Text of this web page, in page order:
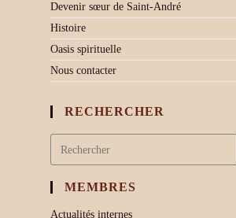
Devenir sœur de Saint-André
Histoire
Oasis spirituelle
Nous contacter
RECHERCHER
MEMBRES
Actualités internes